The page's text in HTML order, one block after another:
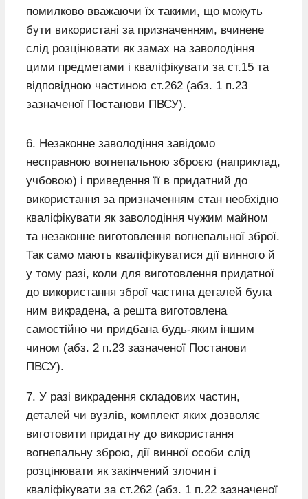
помилково вважаючи їх такими, що можуть
бути використані за призначенням, вчинене
слід розцінювати як замах на заволодіння
цими предметами і кваліфікувати за ст.15 та
відповідною частиною ст.262 (абз. 1 п.23
зазначеної Постанови ПВСУ).
6. Незаконне заволодіння завідомо
несправною вогнепальною зброєю (наприклад,
учбовою) і приведення її в придатний до
використання за призначенням стан необхідно
кваліфікувати як заволодіння чужим майном
та незаконне виготовлення вогнепальної зброї.
Так само мають кваліфікуватися дії винного й
у тому разі, коли для виготовлення придатної
до використання зброї частина деталей була
ним викрадена, а решта виготовлена
самостійно чи придбана будь-яким іншим
чином (абз. 2 п.23 зазначеної Постанови
ПВСУ).
7. У разі викрадення складових частин,
деталей чи вузлів, комплект яких дозволяє
виготовити придатну до використання
вогнепальну зброю, дії винної особи слід
розцінювати як закінчений злочин і
кваліфікувати за ст.262 (абз. 1 п.22 зазначеної